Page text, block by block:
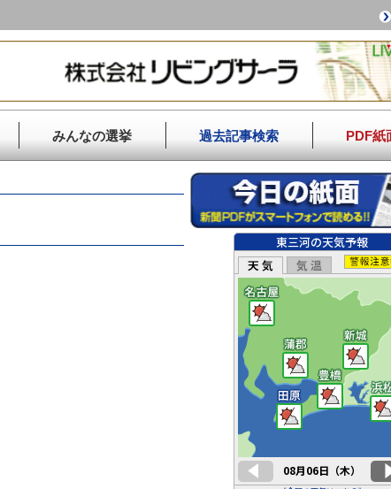
みんなの選挙 過去記事検索 PDF紙